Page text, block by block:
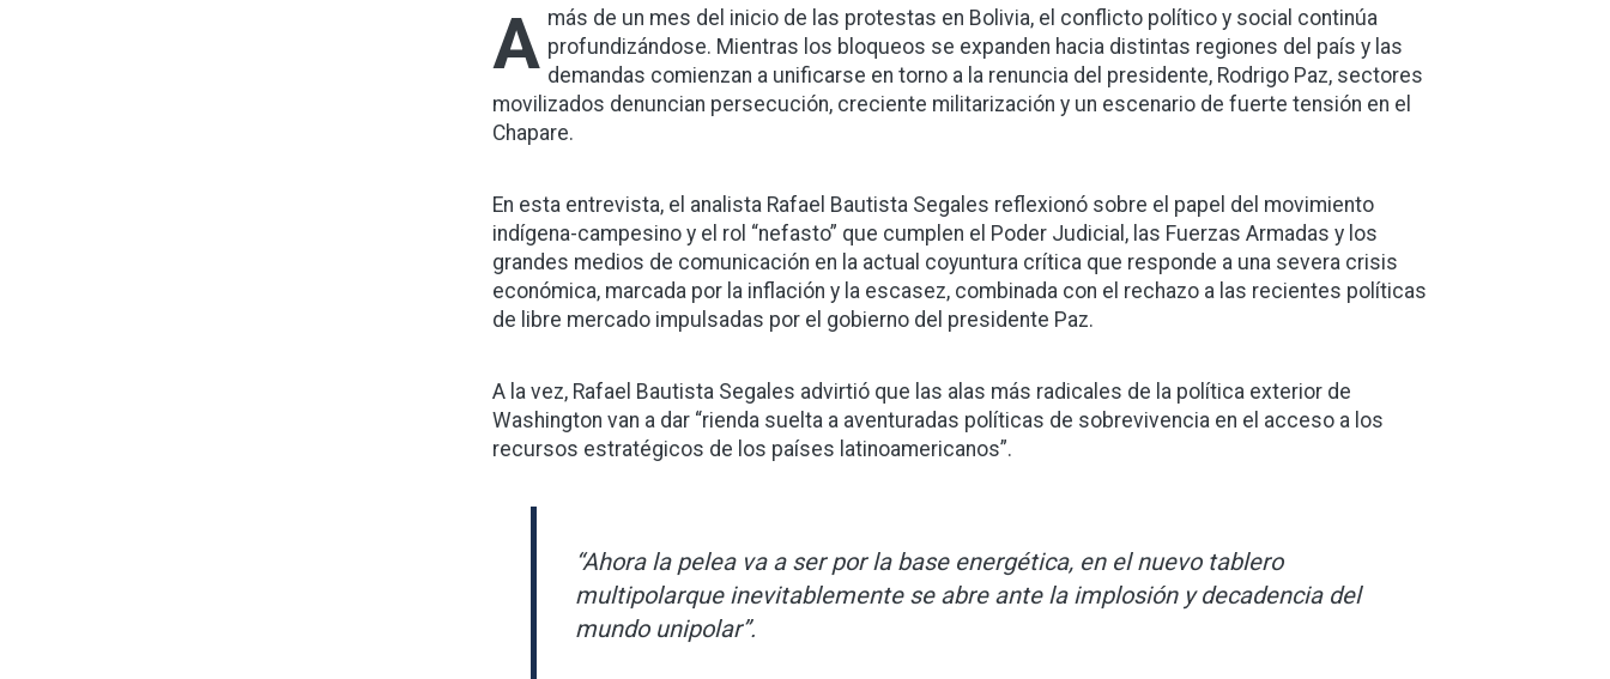
A más de un mes del inicio de las protestas en Bolivia, el conflicto político y social continúa
profundizándose. Mientras los bloqueos se expanden hacia distintas regiones del país y las
demandas comienzan a unificarse en torno a la renuncia del presidente, Rodrigo Paz, sectores
movilizados denuncian persecución, creciente militarización y un escenario de fuerte tensión en el
Chapare.
En esta entrevista, el analista Rafael Bautista Segales reflexionó sobre el papel del movimiento
indígena-campesino y el rol “nefasto” que cumplen el Poder Judicial, las Fuerzas Armadas y los
grandes medios de comunicación en la actual coyuntura crítica que responde a una severa crisis
económica, marcada por la inflación y la escasez, combinada con el rechazo a las recientes políticas
de libre mercado impulsadas por el gobierno del presidente Paz.
A la vez, Rafael Bautista Segales advirtió que las alas más radicales de la política exterior de
Washington van a dar “rienda suelta a aventuradas políticas de sobrevivencia en el acceso a los
recursos estratégicos de los países latinoamericanos”.
“Ahora la pelea va a ser por la base energética, en el nuevo tablero
multipolarque inevitablemente se abre ante la implosión y decadencia del
mundo unipolar”.